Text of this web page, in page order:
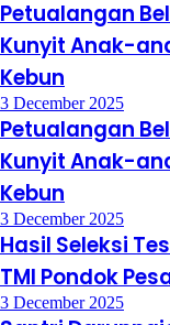
Petualangan
Kunyit Anak-
Kebun
3 December 2025
Petualangan
Kunyit Anak-
Kebun
3 December 2025
Hasil Seleksi
TMI Pondok
3 December 2025